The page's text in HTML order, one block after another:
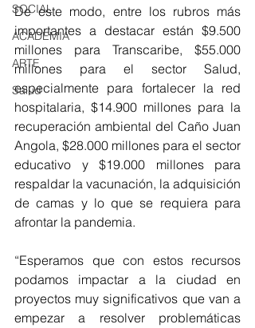
SOCIAL
ACADEMIA
ARTE
Salud
De este modo, entre los rubros más
importantes a destacar están $9.500
millones para Transcaribe, $55.000
millones para el sector Salud,
especialmente para fortalecer la red
hospitalaria, $14.900 millones para la
recuperación ambiental del Caño Juan
Angola, $28.000 millones para el sector
educativo y $19.000 millones para
respaldar la vacunación, la adquisición
de camas y lo que se requiera para
afrontar la pandemia.
“Esperamos que con estos recursos
podamos impactar a la ciudad en
proyectos muy significativos que van a
empezar a resolver problemáticas